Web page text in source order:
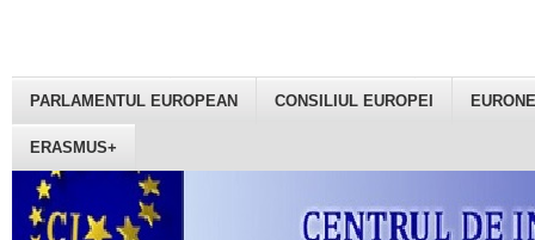
PARLAMENTUL EUROPEAN CONSILIUL EUROPEI
ERASMUS+